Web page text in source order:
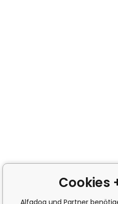
Cookies
Alfadog und Partner